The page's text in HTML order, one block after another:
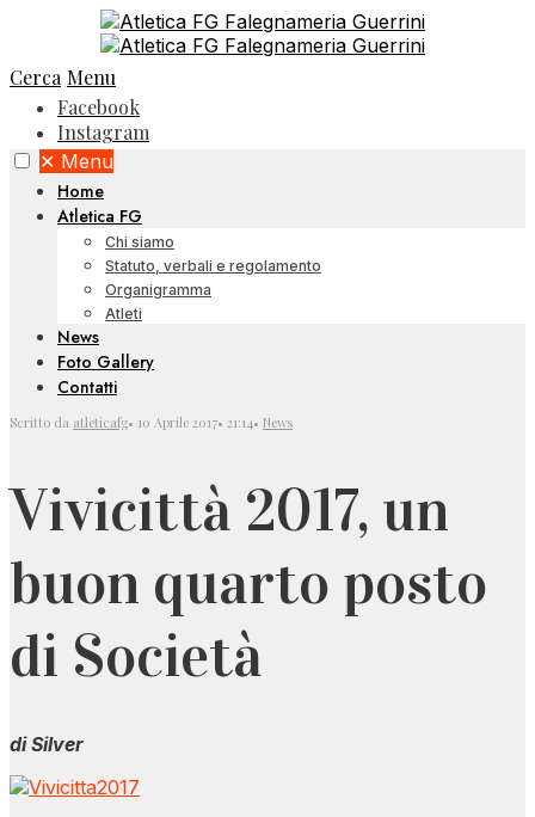
Cerca Menu
Facebook
Instagram
✕ Menu
Home
Atletica FG
Chi siamo
Statuto, verbali e regolamento
Organigramma
Atleti
News
Foto Gallery
Contatti
Scritto da atleticafg• 10 Aprile 2017• 21:14• News
Vivicittà 2017, un
buon quarto posto
di Società
di Silver